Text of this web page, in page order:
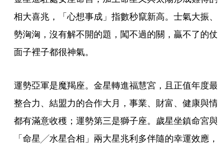
相大喜兆，「心想事成」指數秒竄新高。士氣大振、
勢洶洶，沒有解不開的題，闖不過的關，贏不了的仗
面子裡子都很神氣。
運勢亞軍是魔羯座。金星轉進福慧宮，且正值年度最
整合力、結盟力的合作大月，事業、財富、健康與情
都有滿意收穫；運勢第三是獅子座。歲星坐鎮命宮與
「命星╱水星合相」兩大星兆利多伴隨的幸運效應，